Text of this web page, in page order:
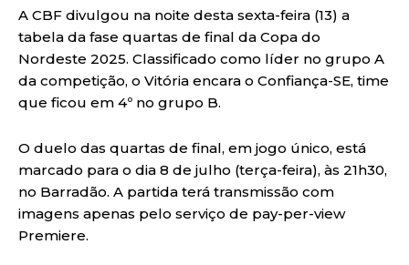
A CBF divulgou na noite desta sexta-feira (13) a
tabela da fase quartas de final da Copa do
Nordeste 2025. Classificado como líder no grupo A
da competição, o Vitória encara o Confiança-SE, time
que ficou em 4º no grupo B.
O duelo das quartas de final, em jogo único, está
marcado para o dia 8 de julho (terça-feira), às 21h30,
no Barradão. A partida terá transmissão com
imagens apenas pelo serviço de pay-per-view
Premiere.